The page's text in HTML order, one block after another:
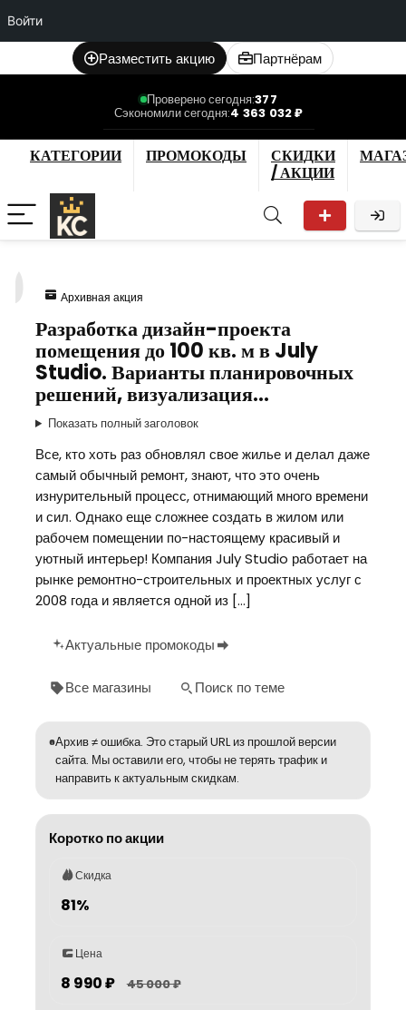
Войти
Разместить акцию Партнёрам
Проверено сегодня:377
Сэкономили сегодня:4 363 032 ₽
КАТЕГОРИИ ПРОМОКОДЫ
СКИДКИ
/ АКЦИИ
Архивная акция
Разработка дизайн-проекта
помещения до 100 кв. м в July
Studio. Варианты планировочных
решений, визуализация…
Показать полный заголовок
Все, кто хоть раз обновлял свое жилье и делал даже
самый обычный ремонт, знают, что это очень
изнурительный процесс, отнимающий много времени
и сил. Однако еще сложнее создать в жилом или
рабочем помещении по-настоящему красивый и
уютный интерьер! Компания July Studio работает на
рынке ремонтно-строительных и проектных услуг с
2008 года и является одной из […]
Актуальные промокоды
Все магазины Поиск по теме
Архив ≠ ошибка. Это старый URL из прошлой версии
сайта. Мы оставили его, чтобы не терять трафик и
направить к актуальным скидкам.
Коротко по акции
Скидка
81%
Цена
8 990 ₽ 45 000 ₽